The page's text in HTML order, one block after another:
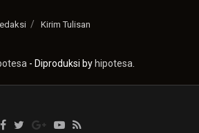
Kirim Tulisan
- Diproduksi by hipotesa.